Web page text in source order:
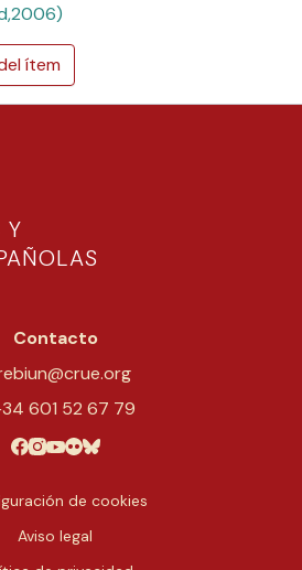
ítem
Y
Contacto
601 52 67 79
de cookies
Aviso legal